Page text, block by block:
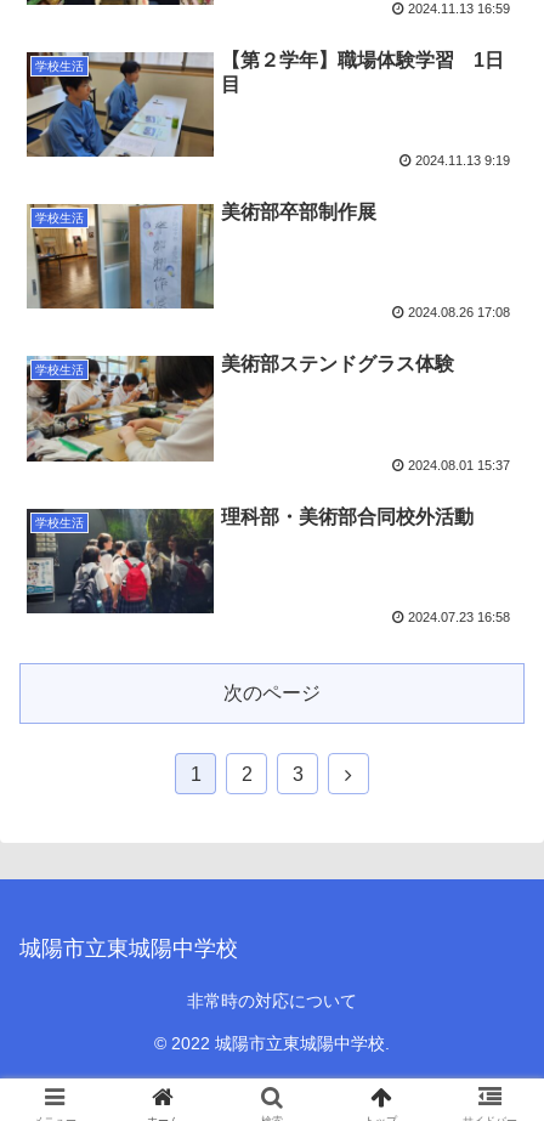
2024.11.13 16:59
学校生活
【第２学年】職場体験学習 1日
目
2024.11.13 9:19
学校生活 美術部卒部制作展
2024.08.26 17:08
学校生活 美術部ステンドグラス体験
2024.08.01 15:37
学校生活 理科部・美術部合同校外活動
2024.07.23 16:58
次のページ
1 2 3
城陽市立東城陽中学校
非常時の対応について
© 2022 城陽市立東城陽中学校.